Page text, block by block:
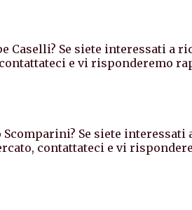
Caselli? Se siete interessati
e vi risponderemo
Scomparini? Se siete
contattateci e vi